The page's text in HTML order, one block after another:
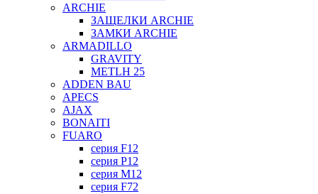
ARCHIE
ЗАЩЕЛКИ ARCHIE
ЗАМКИ ARCHIE
ARMADILLO
GRAVITY
METLH 25
ADDEN BAU
APECS
AJAX
BONAITI
FUARO
серия F12
серия P12
серия M12
серия F72